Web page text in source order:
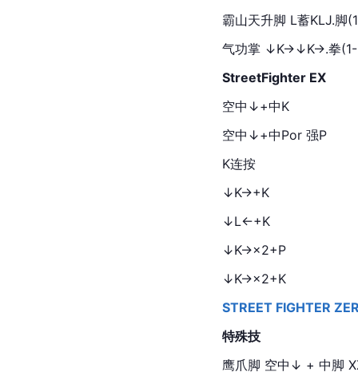
霸山天升脚 L蓄KLJ.脚
气功掌 ↓K→↓K→.拳
StreetFighter EX
空中↓+中K
空中↓+中Por 强P
K连按
↓K→+K
↓L←+K
↓K→×2+P
↓K→×2+K
STREET FIGHTER
特殊技
鹰爪脚 空中↓ + 中脚